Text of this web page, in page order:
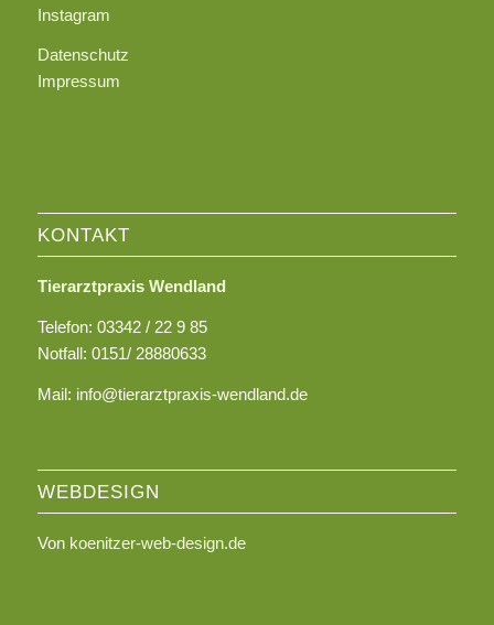
Instagram
Datenschutz
Impressum
KONTAKT
Tierarztpraxis Wendland
Telefon: 03342 / 22 9 85
Notfall: 0151/ 28880633
Mail: info@tierarztpraxis-wendland.de
WEBDESIGN
Von koenitzer-web-design.de